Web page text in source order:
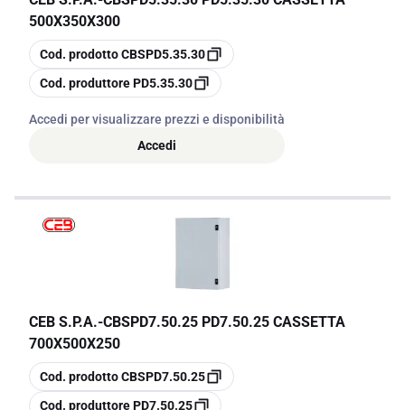
500X350X300
copia
Cod. prodottoCBSPD5.35.30
copia
Cod. produttorePD5.35.30
Accedi per visualizzare prezzi e disponibilità
Accedi
CEB S.P.A.-CBSPD7.50.25 PD7.50.25 CASSETTA
700X500X250
copia
Cod. prodottoCBSPD7.50.25
copia
Cod. produttorePD7.50.25